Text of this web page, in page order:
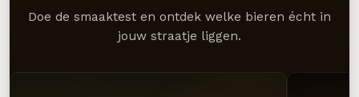
Doe de smaaktest en ontdek welke bieren écht in
jouw straatje liggen.